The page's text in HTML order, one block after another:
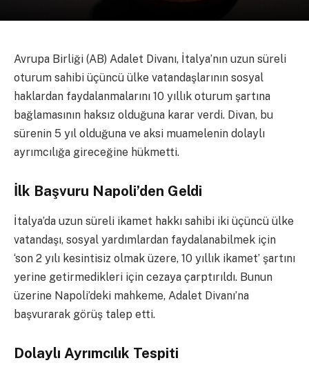
Avrupa Birliği (AB) Adalet Divanı, İtalya’nın uzun süreli
oturum sahibi üçüncü ülke vatandaşlarının sosyal
haklardan faydalanmalarını 10 yıllık oturum şartına
bağlamasının haksız olduğuna karar verdi. Divan, bu
sürenin 5 yıl olduğuna ve aksi muamelenin dolaylı
ayrımcılığa gireceğine hükmetti.
İlk Başvuru Napoli’den Geldi
İtalya’da uzun süreli ikamet hakkı sahibi iki üçüncü ülke
vatandaşı, sosyal yardımlardan faydalanabilmek için
‘son 2 yılı kesintisiz olmak üzere, 10 yıllık ikamet’ şartını
yerine getirmedikleri için cezaya çarptırıldı. Bunun
üzerine Napoli’deki mahkeme, Adalet Divanı’na
başvurarak görüş talep etti.
Dolaylı Ayrımcılık Tespiti